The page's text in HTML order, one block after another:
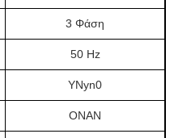
3 Φάση
50 Hz
YNyn0
ΟΝΑΝ